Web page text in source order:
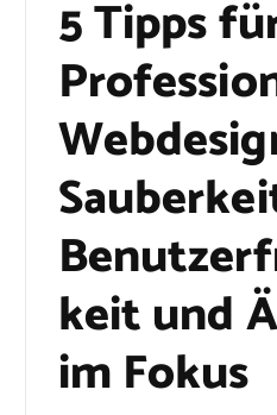
5 Tipps
keit und
im Fokus